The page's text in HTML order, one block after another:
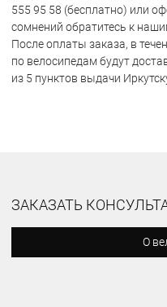
555 95 58 (бесплатно) или
сомнений обратитесь к
После оплаты заказа, в
по велосипедам будут
из 5 пунктов выдачи
ЗАКАЗАТЬ
О